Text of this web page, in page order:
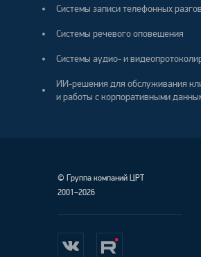
Системы записи телефонных
Системы речевого оповещения
Системы аудио- и
ИИ-решения для обслуживания
и работы с корпоративными
© Группа компаний ЦРТ
2001–2026